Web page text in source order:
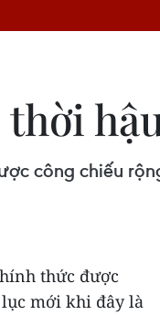
công chiếu
thức được
mới khi đây là